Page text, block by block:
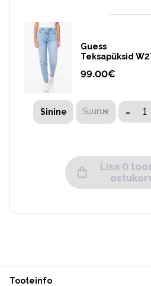
Guess
Teksapüksid
99.00€
Sinine Suurus -
Lisa 0
Tooteinfo